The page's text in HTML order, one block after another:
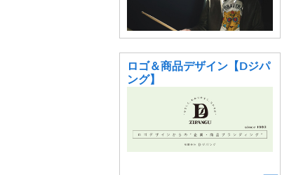
ロゴ＆商品デザイン【Dジパ
ング】